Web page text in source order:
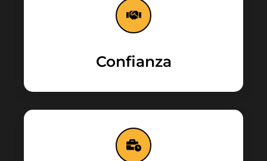
Confianza